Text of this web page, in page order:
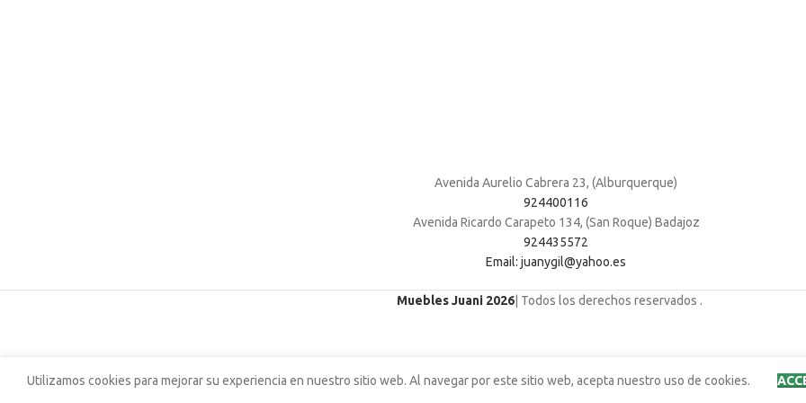
Avenida Aurelio Cabrera 23, (Alburquerque)
924400116
Avenida Ricardo Carapeto 134, (San Roque) Badajoz
924435572
Email: juanygil@yahoo.es
Muebles Juani 2026 | Todos los derechos reservados .
Utilizamos cookies para mejorar su experiencia en nuestro sitio web. Al navegar por este sitio web, acepta nuestro uso de cookies.